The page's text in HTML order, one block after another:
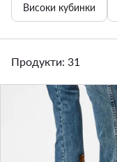
Високи кубинки
Продукти: 31